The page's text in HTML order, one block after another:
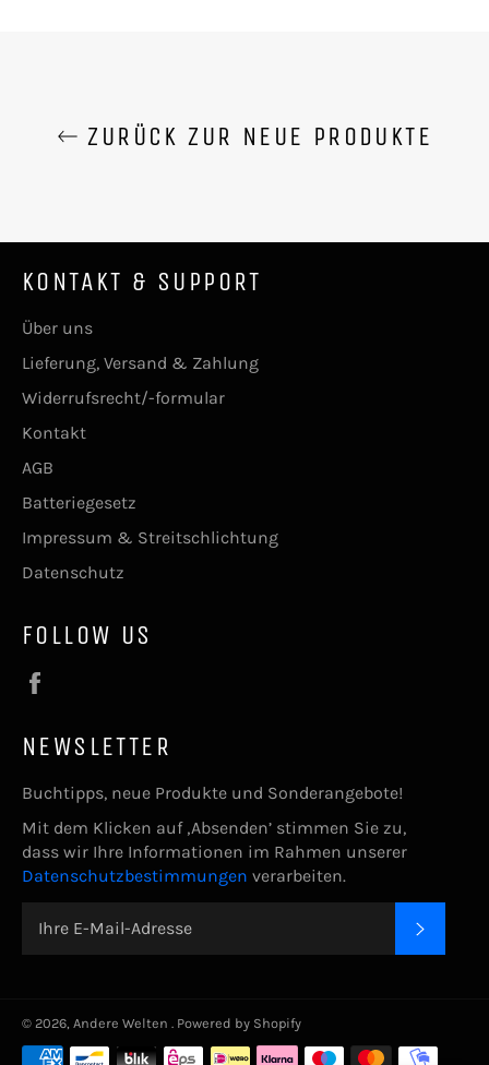
ZURÜCK ZUR NEUE PRODUKTE
KONTAKT & SUPPORT
Über uns
Lieferung, Versand & Zahlung
Widerrufsrecht/-formular
Kontakt
AGB
Batteriegesetz
Impressum & Streitschlichtung
Datenschutz
FOLLOW US
NEWSLETTER
Buchtipps, neue Produkte und Sonderangebote!
Mit dem Klicken auf ‚Absenden’ stimmen Sie zu,
dass wir Ihre Informationen im Rahmen unserer
Datenschutzbestimmungen verarbeiten.
© 2026, Andere Welten . Powered by Shopify
Zahlungsarten